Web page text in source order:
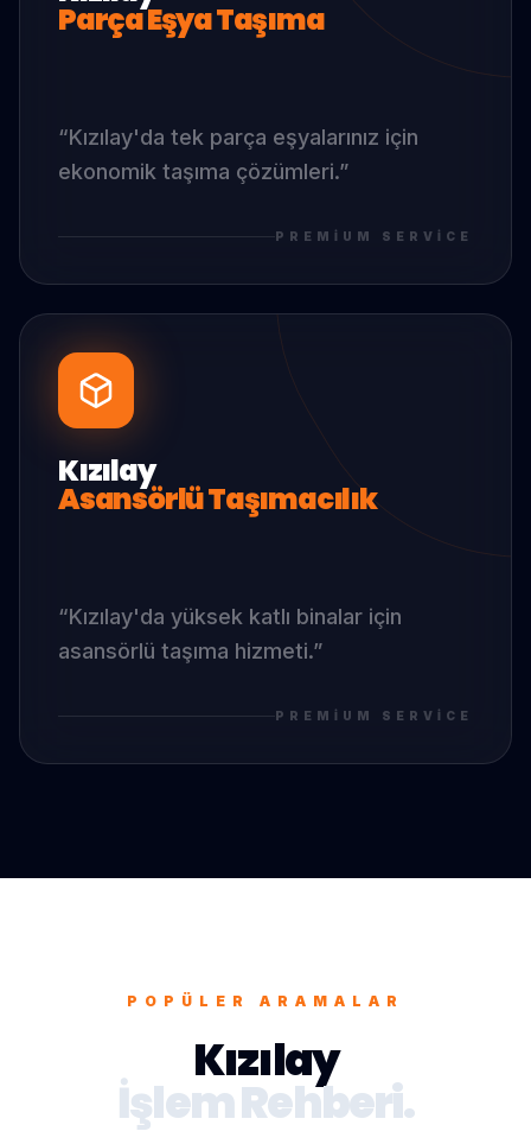
Parça Eşya Taşıma
“Kızılay'da tek parça eşyalarınız için
ekonomik taşıma çözümleri.”
PREMIUM SERVICE
Kızılay
Asansörlü Taşımacılık
“Kızılay'da yüksek katlı binalar için
asansörlü taşıma hizmeti.”
PREMIUM SERVICE
POPÜLER ARAMALAR
Kızılay
İşlem Rehberi.